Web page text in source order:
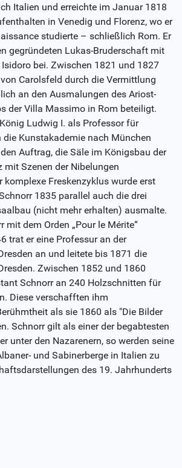
Italien und erreichte im Januar 1818
in Venedig und Florenz, wo er
studierte – schließlich Rom. Er
gegründeten Lukas-Bruderschaft mit
bei. Zwischen 1821 und 1827
Carolsfeld durch die Vermittlung
an den Ausmalungen des Ariost-
der Villa Massimo in Rom beteiligt.
Ludwig I. als Professor für
die Kunstakademie nach München
Auftrag, die Säle im Königsbau der
mit Szenen der Nibelungen
komplexe Freskenzyklus wurde erst
1835 parallel auch die drei
(nicht mehr erhalten) ausmalte.
mit dem Orden „Pour le Mérite“
trat er eine Professur an der
an und leitete bis 1871 die
Zwischen 1852 und 1860
Schnorr an 240 Holzschnitten für
Diese verschafften ihm
als sie 1860 als "Die Bilder
Schnorr gilt als einer der begabtesten
unter den Nazarenern, so werden seine
und Sabinerberge in Italien zu
des 19. Jahrhunderts